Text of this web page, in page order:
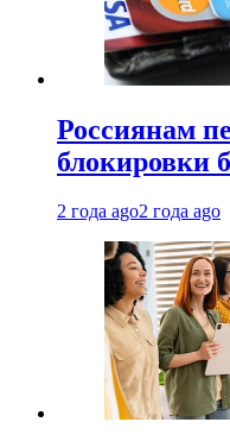
Россиянам
блокировки
2 года ago2 года ago